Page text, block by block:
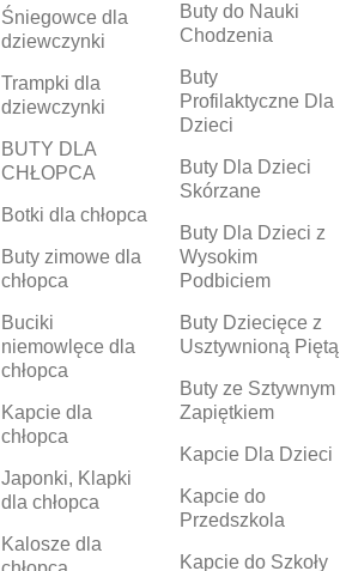
Śniegowce dla
dziewczynki
Trampki dla
dziewczynki
BUTY DLA
CHŁOPCA
Botki dla chłopca
Buty zimowe dla
chłopca
Buciki
niemowlęce dla
chłopca
Kapcie dla
chłopca
Japonki, Klapki
dla chłopca
Kalosze dla
Buty do Nauki
Chodzenia
Buty
Profilaktyczne Dla
Dzieci
Buty Dla Dzieci
Skórzane
Buty Dla Dzieci z
Wysokim
Podbiciem
Buty Dziecięce z
Usztywnioną Piętą
Buty ze Sztywnym
Zapiętkiem
Kapcie Dla Dzieci
Kapcie do
Przedszkola
Kapcie do Szkoły